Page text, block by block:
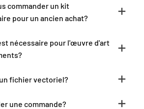
commander un kit
pour un ancien achat?
nécessaire pour l'œuvre d'art
fichier vectoriel?
une commande?